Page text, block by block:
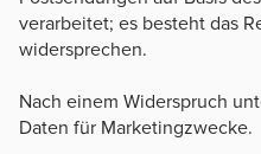
verarbeitet; es besteht das
widersprechen.
Nach einem Widerspruch
Daten für Marketingzwecke.